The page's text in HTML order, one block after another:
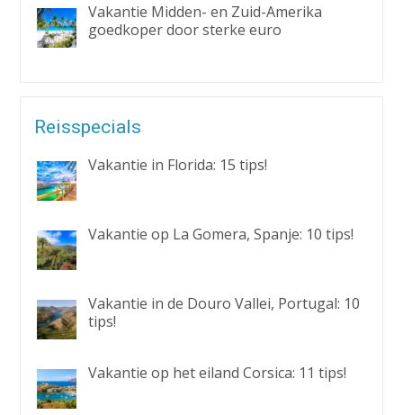
Vakantie Midden- en Zuid-Amerika
goedkoper door sterke euro
Reisspecials
Vakantie in Florida: 15 tips!
Vakantie op La Gomera, Spanje: 10 tips!
Vakantie in de Douro Vallei, Portugal: 10
tips!
Vakantie op het eiland Corsica: 11 tips!